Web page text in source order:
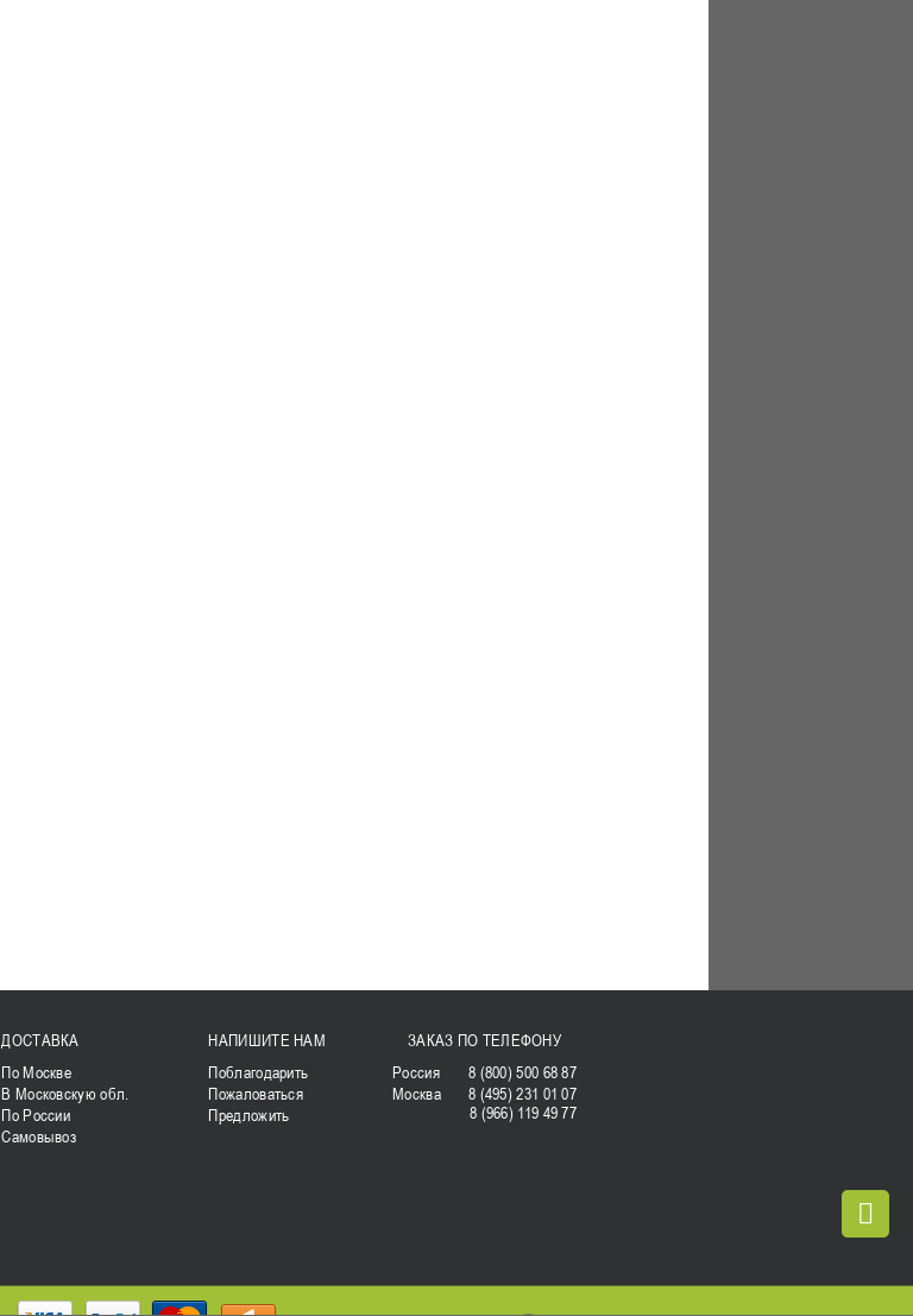
ДОСТАВКА
По Москве
В Московскую обл.
По России
Самовывоз
НАПИШИТЕ НАМ
Поблагодарить
Пожаловаться
Предложить
ЗАКАЗ ПО ТЕЛЕФОНУ
Россия
8 (800) 500 68 87
Москва
8 (495) 231 01 07
8 (966) 119 49 77